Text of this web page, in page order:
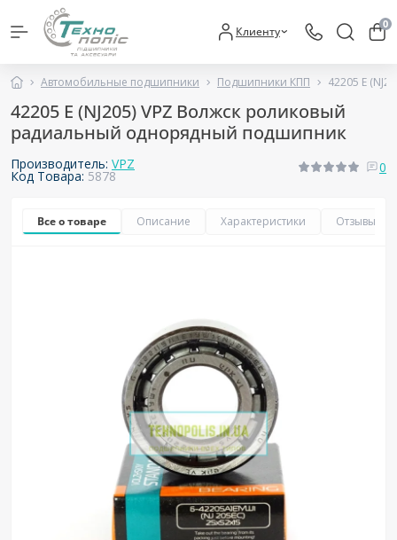
Клиенту 0
Автомобильные подшипники Подшипники КПП 42205 E
42205 E (NJ205) VPZ Волжск роликовый
радиальный однорядный подшипник
Производитель: VPZ
Код Товара: 5878
0
Все о товаре Описание Характеристики Отзывы